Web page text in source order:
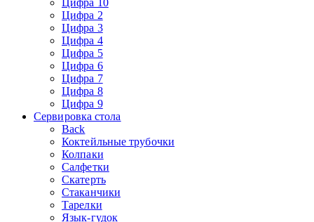
Цифра 2
Цифра 3
Цифра 4
Цифра 5
Цифра 6
Цифра 7
Цифра 8
Цифра 9
Сервировка стола
Back
Коктейльные трубочки
Колпаки
Салфетки
Скатерть
Стаканчики
Тарелки
Язык-гудок